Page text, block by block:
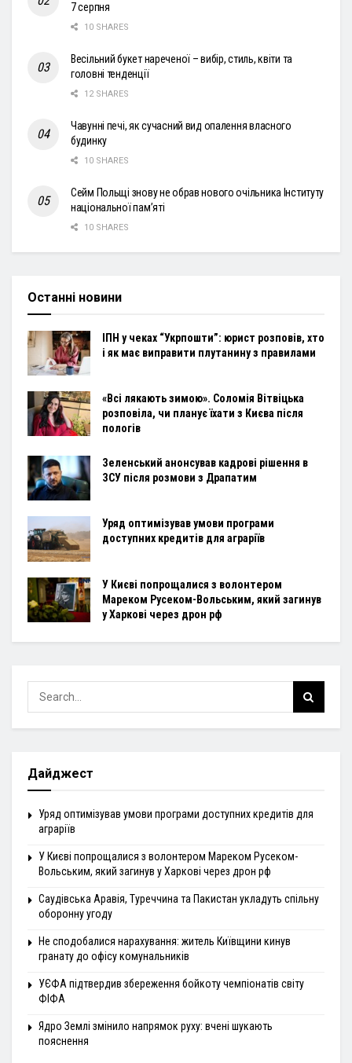
7 серпня
10 SHARES
Весільний букет нареченої – вибір, стиль, квіти та
головні тенденції
12 SHARES
Чавунні печі, як сучасний вид опалення власного
будинку
10 SHARES
Сейм Польщі знову не обрав нового очільника Інституту
національної пам’яті
10 SHARES
Останні новини
ІПН у чеках “Укрпошти”: юрист розповів, хто
і як має виправити плутанину з правилами
«Всі лякають зимою». Соломія Вітвіцька
розповіла, чи планує їхати з Києва після
пологів
Зеленський анонсував кадрові рішення в
ЗСУ після розмови з Драпатим
Уряд оптимізував умови програми
доступних кредитів для аграріїв
У Києві попрощалися з волонтером
Мареком Русеком-Вольським, який загинув
у Харкові через дрон рф
Дайджест
Уряд оптимізував умови програми доступних кредитів для
аграріїв
У Києві попрощалися з волонтером Мареком Русеком-
Вольським, який загинув у Харкові через дрон рф
Саудівська Аравія, Туреччина та Пакистан укладуть спільну
оборонну угоду
Не сподобалися нарахування: житель Київщини кинув
гранату до офісу комунальників
УЄФА підтвердив збереження бойкоту чемпіонатів світу
ФІФА
Ядро Землі змінило напрямок руху: вчені шукають
пояснення